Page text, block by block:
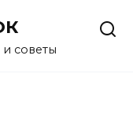
советы